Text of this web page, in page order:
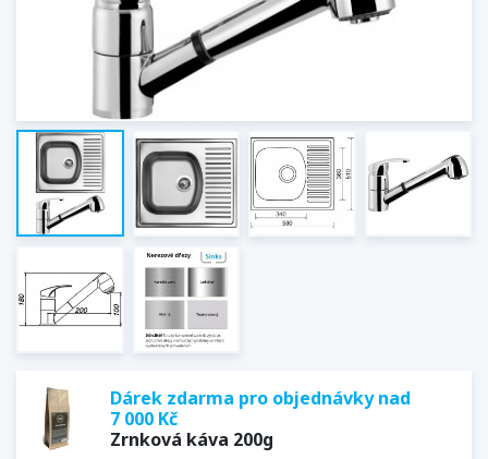
Dárek zdarma pro objednávky nad
7 000 Kč
Zrnková káva 200g